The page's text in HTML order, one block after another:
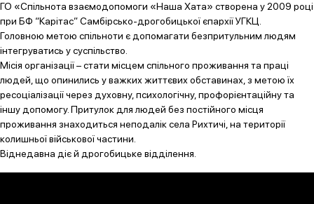
ГО «Спільнота взаємодопомоги «Наша Хата» створена у 2009 році
при БФ “Карітас” Самбірсько-дрогобицької єпархії УГКЦ.
Головною метою спільноти є допомагати безпритульним людям
інтегруватись у суспільство.
Місія організації – стати місцем спільного проживання та праці
людей, що опинились у важких життєвих обставинах, з метою їх
ресоціалізації через духовну, психологічну, профорієнтаційну та
іншу допомогу. Притулок для людей без постійного місця
проживання знаходиться неподалік села Рихтичі, на території
колишньої військової частини.
Віднедавна діє й дрогобицьке відділення.